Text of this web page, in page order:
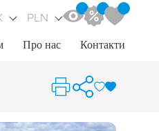
PLN
Про нас Контакти